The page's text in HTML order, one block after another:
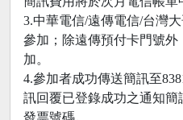
3.中華電信/遠傳電信/台灣
參加；除遠傳預付卡門號
加。
4.參加者成功傳送簡訊至
訊回覆已登錄成功之通知